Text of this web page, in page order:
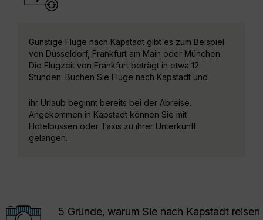
Günstige Flüge nach Kapstadt gibt es zum Beispiel
von Düsseldorf, Frankfurt am Main oder München.
Die Flugzeit von Frankfurt beträgt in etwa 12
Stunden. Buchen Sie Flüge nach Kapstadt und
ihr Urlaub beginnt bereits bei der Abreise.
Angekommen in Kapstadt können Sie mit
Hotelbussen oder Taxis zu ihrer Unterkunft
gelangen.
5 Gründe, warum Sie nach Kapstadt reisen